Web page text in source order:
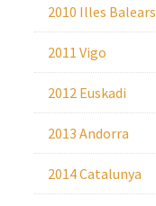
2010 Illes Balears
2011 Vigo
2012 Euskadi
2013 Andorra
2014 Catalunya